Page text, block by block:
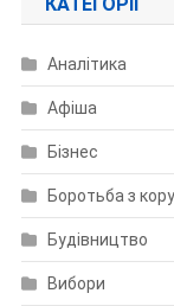
Аналітика
Афіша
Бізнес
Боротьба з
Будівництво
Вибори